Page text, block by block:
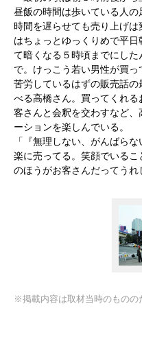
昼飯の時間は歩いている人
時間を遅らせても売り上げ
はちょっとゆっくりめで平
て暗くなる５時頃までにした
で。けっこう若い男性が買っ
苦労しているはずの販売話
べる高橋さん。買ってくれ
客さんと会釈を交わすなど
ーションを楽しんでいる。
「『無理しない、がんばら
楽に売ってる。笑顔でいる
のほうがお客さんだってうれ
※掲載内容は取材当時のものの